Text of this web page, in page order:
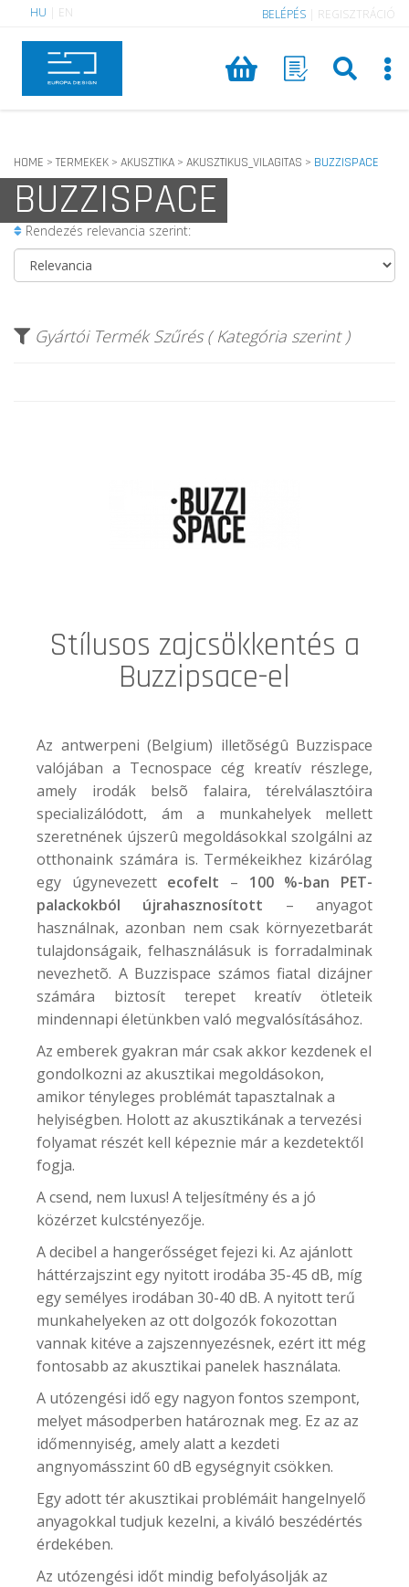
HU EN BELÉPÉS REGISZTRÁCIÓ
HOME > TERMEKEK > AKUSZTIKA > AKUSZTIKUS_VILAGITAS > BUZZISPACE
BUZZISPACE
Rendezés relevancia szerint:
Gyártói Termék Szűrés ( Kategória szerint )
Stílusos zajcsökkentés a
Buzzipsace-el
Az antwerpeni (Belgium) illetõségû Buzzispace
valójában a Tecnospace cég kreatív részlege,
amely irodák belsõ falaira, térelválasztóira
specializálódott, ám a munkahelyek mellett
szeretnének újszerû megoldásokkal szolgálni az
otthonaink számára is. Termékeikhez kizárólag
egy úgynevezett ecofelt – 100 %-ban PET-
palackokból újrahasznosított – anyagot
használnak, azonban nem csak környezetbarát
tulajdonságaik, felhasználásuk is forradalminak
nevezhetõ. A Buzzispace számos fiatal dizájner
számára biztosít terepet kreatív ötleteik
mindennapi életünkben való megvalósításához.
Az emberek gyakran már csak akkor kezdenek el
gondolkozni az akusztikai megoldásokon,
amikor tényleges problémát tapasztalnak a
helyiségben. Holott az akusztikának a tervezési
folyamat részét kell képeznie már a kezdetektől
fogja.
A csend, nem luxus! A teljesítmény és a jó
közérzet kulcstényezője.
A decibel a hangerősséget fejezi ki. Az ajánlott
háttérzajszint egy nyitott irodába 35-45 dB, míg
egy semélyes irodában 30-40 dB. A nyitott terű
munkahelyeken az ott dolgozók fokozottan
vannak kitéve a zajszennyezésnek, ezért itt még
fontosabb az akusztikai panelek használata.
A utózengési idő egy nagyon fontos szempont,
melyet másodperben határoznak meg. Ez az az
időmennyiség, amely alatt a kezdeti
angnyomásszint 60 dB egységnyit csökken.
Egy adott tér akusztikai problémáit hangelnyelő
anyagokkal tudjuk kezelni, a kiváló beszédértés
érdekében.
Az utózengési időt mindig befolyásolják az